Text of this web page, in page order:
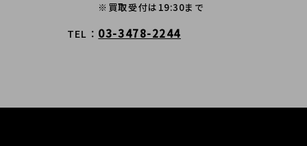
※買取受付は19:30まで
TEL 03-3478-2244